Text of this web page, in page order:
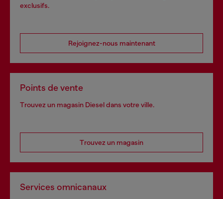
exclusifs.
Rejoignez-nous maintenant
Points de vente
Trouvez un magasin Diesel dans votre ville.
Trouvez un magasin
Services omnicanaux